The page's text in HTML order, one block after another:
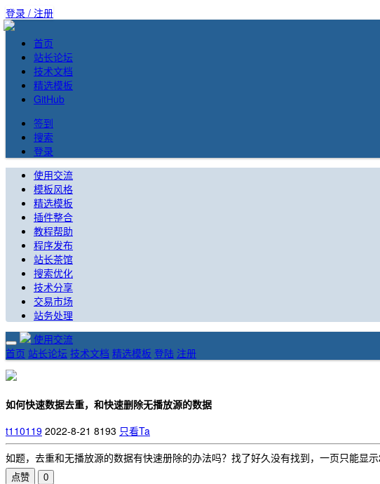
登录 / 注册
首页
站长论坛
技术文档
精选模板
GitHub
签到
搜索
登录
使用交流
模板风格
精选模板
插件整合
教程帮助
程序发布
站长茶馆
搜索优化
技术分享
交易市场
站务处理
使用交流
首页 站长论坛 技术文档 精选模板 登陆 注册
如何快速数据去重，和快速删除无播放源的数据
t110119 2022-8-21 8193 只看Ta
如题，去重和无播放源的数据有快速册除的办法吗？找了好久没有找到，一页只能显
点赞
0